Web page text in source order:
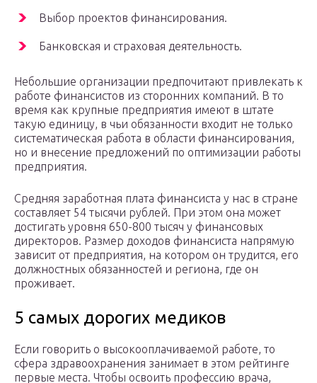
Выбор проектов финансирования.
Банковская и страховая деятельность.
Небольшие организации предпочитают привлекать к
работе финансистов из сторонних компаний. В то
время как крупные предприятия имеют в штате
такую единицу, в чьи обязанности входит не только
систематическая работа в области финансирования,
но и внесение предложений по оптимизации работы
предприятия.
Средняя заработная плата финансиста у нас в стране
составляет 54 тысячи рублей. При этом она может
достигать уровня 650-800 тысяч у финансовых
директоров. Размер доходов финансиста напрямую
зависит от предприятия, на котором он трудится, его
должностных обязанностей и региона, где он
проживает.
5 самых дорогих медиков
Если говорить о высокооплачиваемой работе, то
сфера здравоохранения занимает в этом рейтинге
первые места. Чтобы освоить профессию врача,